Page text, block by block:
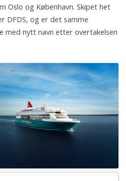
Oslo og København. Skipet het
DFDS, og er det samme
med nytt navn etter overtakelsen